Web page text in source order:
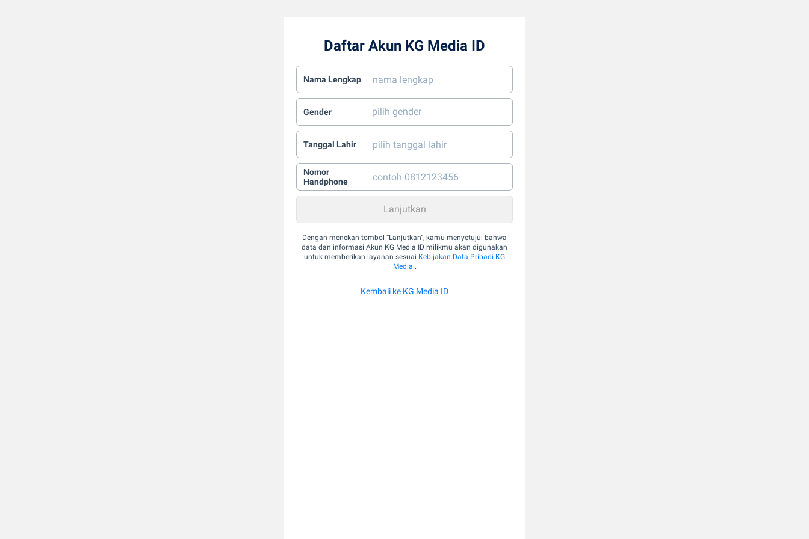
Daftar Akun KG Media ID
Nama Lengkap
Gender
Tanggal Lahir
Nomor
Handphone
Dengan menekan tombol “Lanjutkan”, kamu menyetujui bahwa
data dan informasi Akun KG Media ID milikmu akan digunakan
untuk memberikan layanan sesuai Kebijakan Data Pribadi KG
Media .
Kembali ke KG Media ID